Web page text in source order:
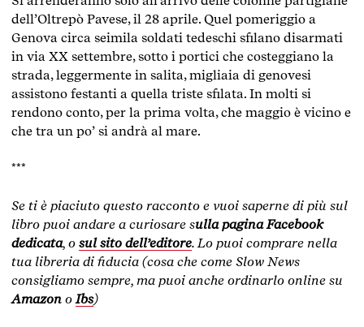
dell’Oltrepò Pavese, il 28 aprile. Quel pomeriggio a
Genova circa seimila soldati tedeschi sfilano disarmati
in via XX settembre, sotto i portici che costeggiano la
strada, leggermente in salita, migliaia di genovesi
assistono festanti a quella triste sfilata. In molti si
rendono conto, per la prima volta, che maggio è vicino e
che tra un po’ si andrà al mare.
***
Se ti è piaciuto questo racconto e vuoi saperne di più sul
libro puoi andare a curiosare sulla pagina Facebook
dedicata, o sul sito dell’editore. Lo puoi comprare nella
tua libreria di fiducia (cosa che come Slow News
consigliamo sempre, ma puoi anche ordinarlo online su
Amazon oIbs)